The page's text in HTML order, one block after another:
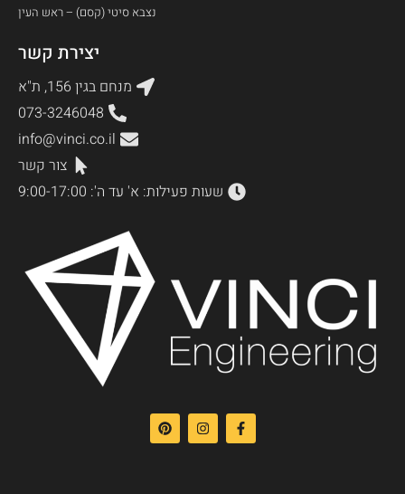
יצירת קשר
מנחם בגין 156, ת"א
073-3246048
info@vinci.co.il
צור קשר
שעות פעילות: א' עד ה': 9:00-17:00
נצבא סיטי (קסם) – ראש העין